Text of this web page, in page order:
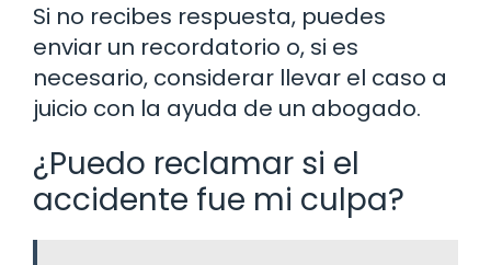
Si no recibes respuesta, puedes
enviar un recordatorio o, si es
necesario, considerar llevar el caso a
juicio con la ayuda de un abogado.
¿Puedo reclamar si el
accidente fue mi culpa?